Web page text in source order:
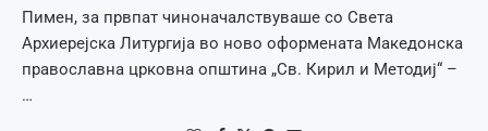
Пимен, за првпат чиноначалствуваше со Света
Архиерејска Литургија во ново оформената Македонска
православна црковна општина „Св. Кирил и Методиј“ –
…